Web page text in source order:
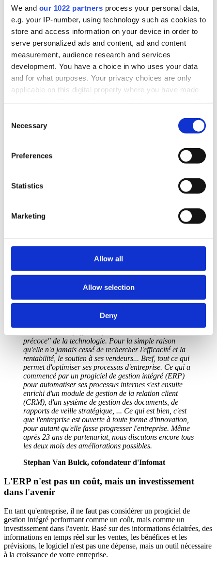
We and our 1022 partners process your personal data,
e.g. your IP-number, using technology such as cookies to
store and access information on your device in order to
serve personalized ads and content, ad and content
measurement, audience research and services
development. You have a choice in who uses your data
and for what purposes. Your privacy choices are only
applicable on this digital property where you have made
the Privacy trigger icon.
Collect information about your geographical
meters
Identify your device by actively scanning it for
Find out more about how your personal data is processed
We use cookies to personalise content and ads, to
provide social media features and to analyse our traffic.
our social media, advertising and analytics partners who
may combine it with other information that you’ve
provided to them or that they’ve collected from your use
of their services.
Selection
Necessary
Preferences
Statistics
Marketing
Allow all
Allow selection
Deny
Coeman Packaging : pionnier et adopteur précoce
Coeman Packaging s'occupe de la distribution de matériaux
machines d'emballage. Actif dans divers secteurs, presque toutes les
entreprises qui ont besoin d'emballages sont des clients potentiels.
alimentaire, textile, pharmaceutique et automobile et est client
d'Infomat depuis 1999.
Le passage à la numérisation des processus internes était évident. Il a
commencé par le passage d'un logiciel de comptabilité à un logiciel
instantanée de ses achats, de ses commandes, de ses stocks et de ses
cycles de vente. Grâce à ces informations, Coeman Packaging a pu
développer son activité et prendre des décisions éclairées sur la base
précoce" de la technologie. Pour la simple raison
qu'elle n'a jamais cessé de rechercher l'efficacité et la
rentabilité, le soutien à ses vendeurs... Bref, tout ce qui
permet d'optimiser ses processus d'entreprise. Ce qui a
commencé par un progiciel de gestion intégré (ERP)
pour automatiser ses processus internes s'est ensuite
enrichi d'un module de gestion de la relation client
(CRM), d'un système de gestion des documents, de
rapports de veille stratégique, ... Ce qui est bien, c'est
que l'entreprise est ouverte à toute forme d'innovation,
pour autant qu'elle fasse progresser l'entreprise. Même
après 23 ans de partenariat, nous discutons encore tous
les deux mois des améliorations possibles.
Stephan Van Bulck, cofondateur d'Infomat
L'ERP n'est pas un coût, mais un investissement
dans l'avenir
En tant qu'entreprise, il ne faut pas considérer un progiciel de
gestion intégré performant comme un coût, mais comme un
investissement dans l'avenir. Basé sur des informations éclairées, des
informations en temps réel sur les ventes, les bénéfices et les
prévisions, le logiciel n'est pas une dépense, mais un outil nécessaire
à la croissance de votre entreprise.